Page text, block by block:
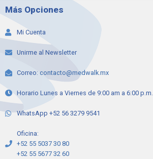
Más Opciones
Mi Cuenta
Unirme al Newsletter
Correo: contacto@medwalk.mx
Horario Lunes a Viernes de 9:00 am a 6:00 p.m.
WhatsApp +52 56 3279 9541
Oficina:
+52 55 5037 30 80
+52 55 5677 32 60